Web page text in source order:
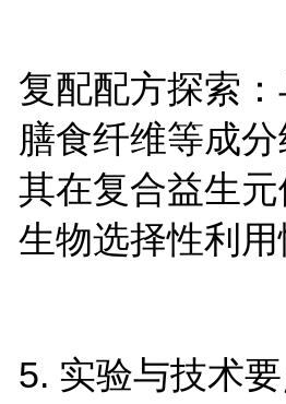
复配配方探索：
膳食纤维等成
其在复合益生
生物选择性利用
5. 实验与技术